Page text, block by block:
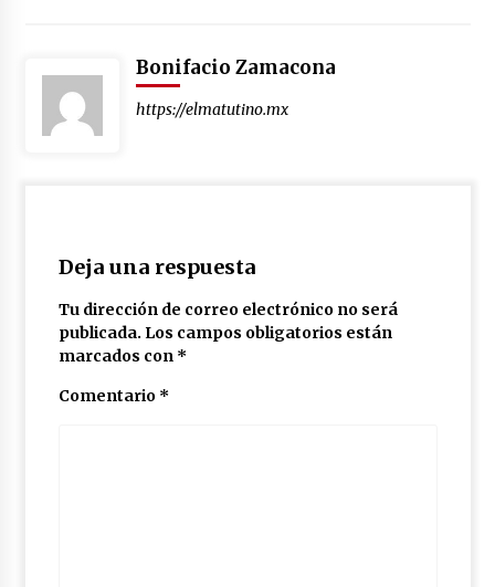
Bonifacio Zamacona
https://elmatutino.mx
Deja una respuesta
Tu dirección de correo electrónico no será
publicada. Los campos obligatorios están
marcados con *
Comentario *